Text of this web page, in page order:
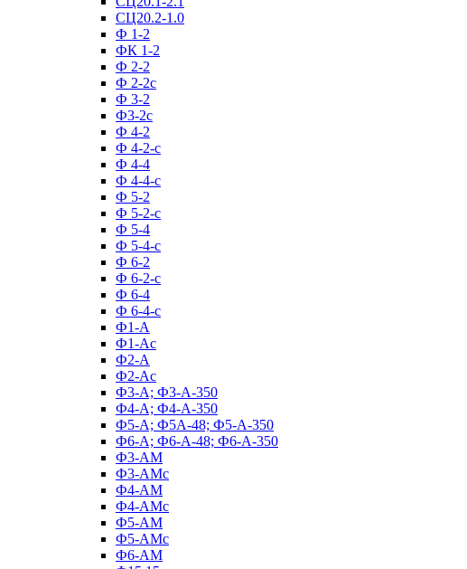
СЦ20.2-1.0
Ф 1-2
ФК 1-2
Ф 2-2
Ф 2-2с
Ф 3-2
Ф3-2с
Ф 4-2
Ф 4-2-с
Ф 4-4
Ф 4-4-с
Ф 5-2
Ф 5-2-с
Ф 5-4
Ф 5-4-с
Ф 6-2
Ф 6-2-с
Ф 6-4
Ф 6-4-с
Ф1-А
Ф1-Ас
Ф2-А
Ф2-Ас
Ф3-А; Ф3-А-350
Ф4-А; Ф4-А-350
Ф5-А; Ф5А-48; Ф5-А-350
Ф6-А; Ф6-А-48; Ф6-А-350
Ф3-АМ
Ф3-АМс
Ф4-АМ
Ф4-АМс
Ф5-АМ
Ф5-АМс
Ф6-АМ